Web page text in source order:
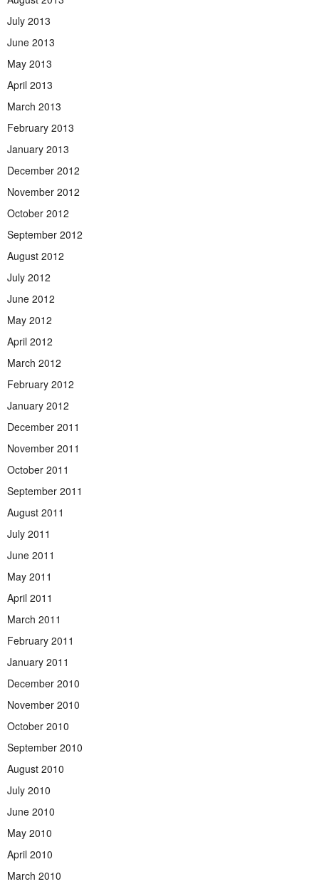
July 2013
June 2013
May 2013
April 2013
March 2013
February 2013
January 2013
December 2012
November 2012
October 2012
September 2012
August 2012
July 2012
June 2012
May 2012
April 2012
March 2012
February 2012
January 2012
December 2011
November 2011
October 2011
September 2011
August 2011
July 2011
June 2011
May 2011
April 2011
March 2011
February 2011
January 2011
December 2010
November 2010
October 2010
September 2010
August 2010
July 2010
June 2010
May 2010
April 2010
March 2010